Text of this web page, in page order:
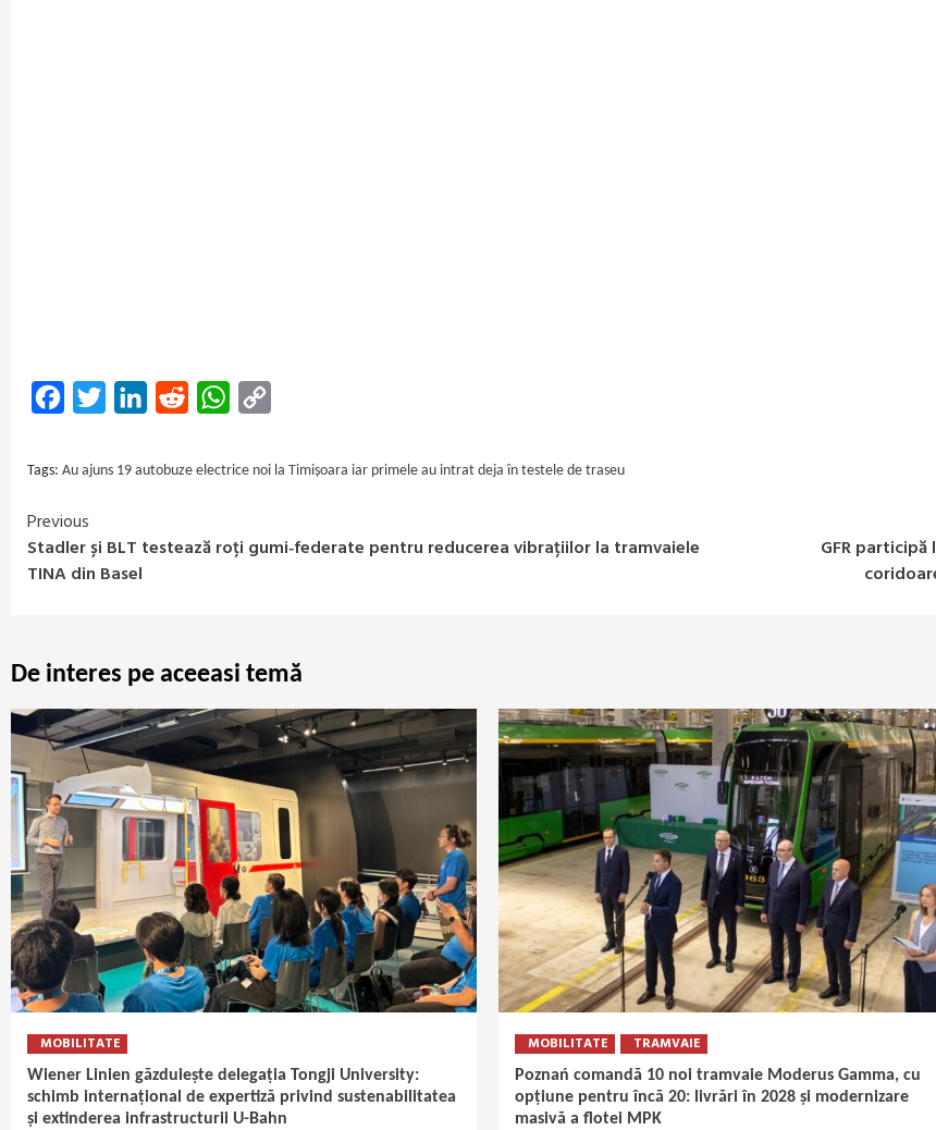
FacebookTwitter LinkedInReddit WhatsApp
Tags: Au ajuns 19 autobuze electrice noi la Timișoara iar primele au intrat deja în testele de traseu
Continue
Reading
Previous
Stadler și BLT testează roți gumi‑federate pentru reducerea vibrațiilor la tramvaiele
TINA din Basel
GFR
De interes pe aceeasi temă
MOBILITATE
Wiener Linien găzduiește delegația Tongji University:
schimb internațional de expertiză privind sustenabilitatea
și extinderea infrastructurii U-Bahn
MOBILITATE TRAMVAIE
Poznań comandă 10 noi tramvaie Moderus Gamma, cu
opțiune pentru încă 20: livrări în 2028 și modernizare
masivă a flotei MPK